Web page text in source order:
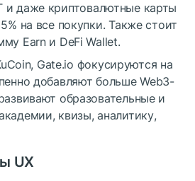
и даже криптовалютные карты
на все покупки. Также стоит
Earn и DeFi Wallet.
Gate.io фокусируются на
добавляют больше Web3-
образовательные и
квизы, аналитику,
UX